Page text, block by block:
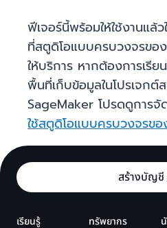
ฟีเจอร์นี้พร้อมให้ใช้งานแล้
ที่สตูดิโอแบบครบวงจรขอ
ให้บริการ หากต้องการเรีย
พื้นที่เก็บข้อมูลในโปรเจก
SageMaker โปรดดูการจั
ใช้สตูดิโอแบบครบวงจรข
สร้างบัญชี
เรียนรู้ ทรัพยากร